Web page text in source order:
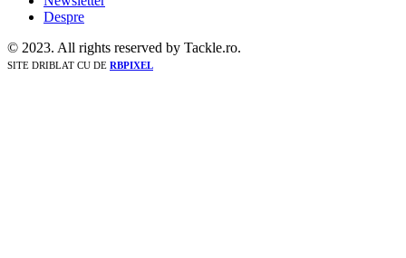
Despre
© 2023. All rights reserved by Tackle.ro.
SITE DRIBLAT CU DE RBPIXEL